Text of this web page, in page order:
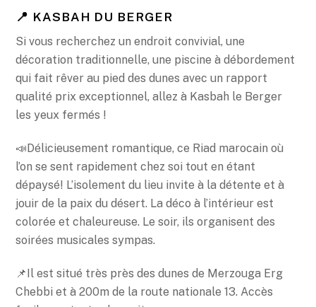
📍 KASBAH DU BERGER
Si vous recherchez un endroit convivial, une
décoration traditionnelle, une piscine à débordement
qui fait rêver au pied des dunes avec un rapport
qualité prix exceptionnel, allez à Kasbah le Berger
les yeux fermés !
📣Délicieusement romantique, ce Riad marocain où
l’on se sent rapidement chez soi tout en étant
dépaysé! L’isolement du lieu invite à la détente et à
jouir de la paix du désert. La déco à l’intérieur est
colorée et chaleureuse. Le soir, ils organisent des
soirées musicales sympas.
📌Il est situé très près des dunes de Merzouga Erg
Chebbi et à 200m de la route nationale 13. Accès